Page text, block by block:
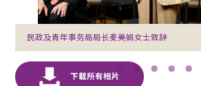
民政及青年事务局局长麦美娟女士致辞